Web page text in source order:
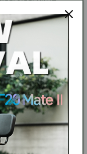
te brengen?
voor een
verplaatsen, door
combineren. Of je
bent of
heeft de
en legaal te
reactie achter of